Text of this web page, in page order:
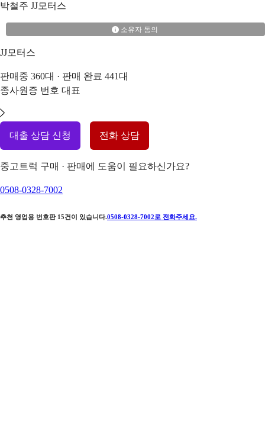
박철주 JJ모터스
소유자 동의
JJ모터스
판매중 360대 · 판매 완료 441대
종사원증 번호 대표
대출 상담 신청 전화 상담
중고트럭 구매 · 판매에 도움이 필요하신가요?
0508-0328-7002
추천 영업용 번호판 15건이 있습니다.0508-0328-7002 로 전화주세요.